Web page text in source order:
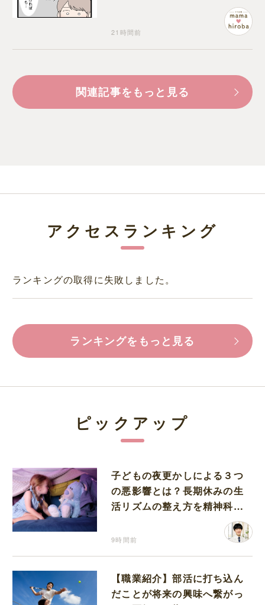
21時間前
関連記事をもっと見る
アクセスランキング
ランキングの取得に失敗しました。
ランキングをもっと見る
ピックアップ
子どもの夜更かしによる３つ
の悪影響とは？長期休みの生
活リズムの整え方を精神科医
9時間前
【職業紹介】部活に打ち込ん
だことが将来の興味へ繋がっ